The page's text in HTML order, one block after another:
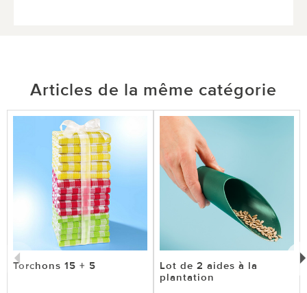
Articles de la même catégorie
Torchons 15 + 5
Lot de 2 aides à la
plantation